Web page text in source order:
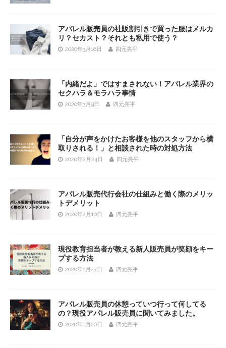
アパレル販売員の社販割引きで買った服はメルカ
リ？セカスト？それとも私用で使う？
2020年3月16日 四元亮平
「内緒だよ」ではすまされない！アパレル業界の
セクハラ＆モラハラ事情
2020年3月9日 四元亮平
「自分が声をかけたお客様を他のスタッフから横
取りされる！」と相談された時の対処方法
2020年2月24日 四元亮平
アパレル販売代行会社の仕組みと働く際のメリッ
トデメリット
2020年2月10日 四元亮平
現役教育担当者が教える新人販売員が笑顔をキー
プする方法
2020年1月27日 四元亮平
アパレル販売員の休憩っていつ行って何してる
の？現役アパレル販売員に聞いてみました。
2020年1月20日 四元亮平